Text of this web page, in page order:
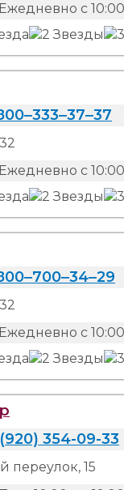
Ежедневно с
Ежедневно с
Ежедневно с
354-09-33
переулок, 15